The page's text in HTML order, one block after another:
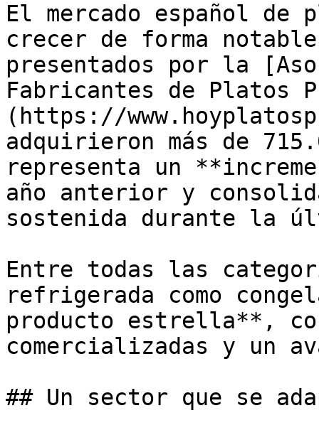
El mercado español de
crecer de forma
presentados por la
Fabricantes de Platos
(https://
adquirieron más de
representa un
año anterior y
sostenida durante la
Entre todas las
refrigerada como
producto estrella**,
comercializadas y un
## Un sector que se